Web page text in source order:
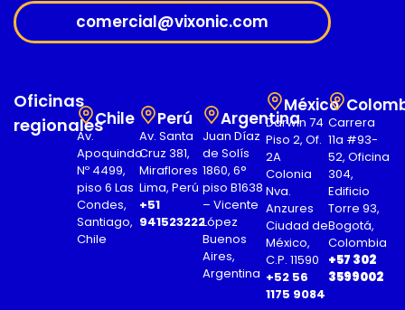
comercial@vixonic.com
Oficinas
regionalesChile
Av.
Apoquindo
Nº 4499,
piso 6 Las
Condes,
Santiago,
Chile
Perú
Av. Santa
Cruz 381,
Miraflores
Lima, Perú
+51
941523222
Argentina
Juan Díaz
de Solís
1860, 6°
piso B1638
– Vicente
López
Buenos
Aires,
Argentina
México
Darwin 74
Piso 2, Of.
2A
Colonia
Nva.
Anzures
Ciudad de
México,
C.P. 11590
+52 56
1175 9084
Carrera
11a #93-
52, Oficina
304,
Edificio
Torre 93,
Bogotá,
Colombia
+57 302
3599002